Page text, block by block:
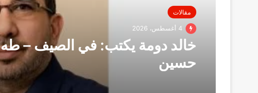
مقالات
4 أغسطس، 2026
خالد دومة يكتب: في الصيف – طه
حسين